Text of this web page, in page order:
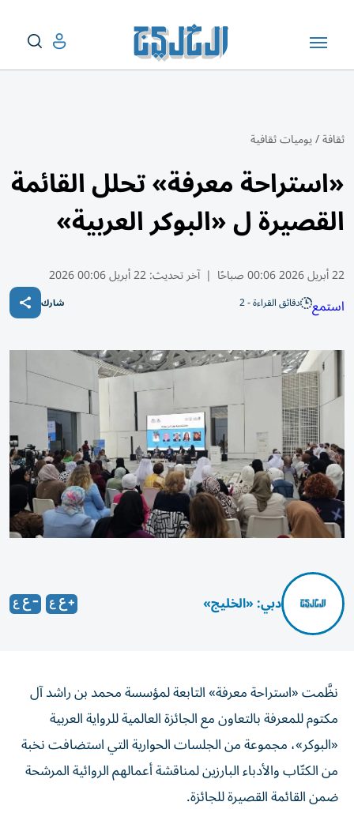
ثقافة/يوميات ثقافية
«استراحة معرفة» تحلل القائمة
القصيرة ل «البوكر العربية»
22 أبريل 2026 00:06 صباحًا | آخر تحديث:22 أبريل 00:06 2026
استمع دقائق القراءة - 2 شارك
دبي: «الخليج»
نظَّمت «استراحة معرفة» التابعة لمؤسسة محمد بن راشد آل
مكتوم للمعرفة بالتعاون مع الجائزة العالمية للرواية العربية
«البوكر»، مجموعة من الجلسات الحوارية التي استضافت نخبة
من الكتّاب والأدباء البارزين لمناقشة أعمالهم الروائية المرشحة
ضمن القائمة القصيرة للجائزة.